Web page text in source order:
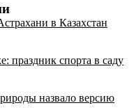
в Казахстан
праздник спорта в саду
назвало версию